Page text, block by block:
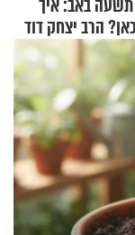
תשעה באב: איך
הרב יצחק דוד
מיוחדת